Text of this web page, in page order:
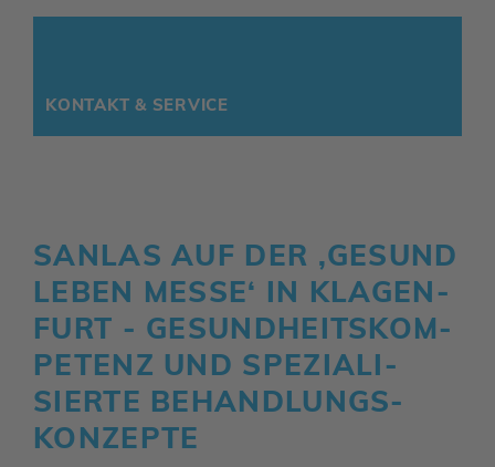
KONTAKT & SERVICE
SANLAS AUF DER ‚GESUND
LEBEN MESSE‘ IN KLAGEN­
FURT - GESUND­HEITS­KOM­
PE­TENZ UND SPEZIA­LI­
SIERTE BEHAND­LUNGS­
KON­ZEPTE